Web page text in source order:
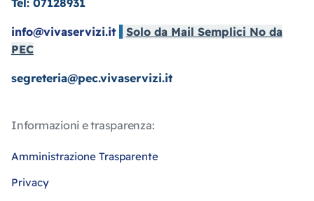
Tel: 07128931
info@vivaservizi.it
Solo da Mail Semplici No da
PEC
segreteria@pec.vivaservizi.it
Informazioni e trasparenza:
Amministrazione Trasparente
Privacy